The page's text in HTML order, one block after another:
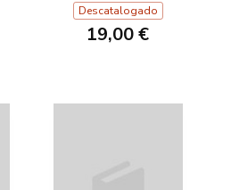
Descatalogado
19,00 €